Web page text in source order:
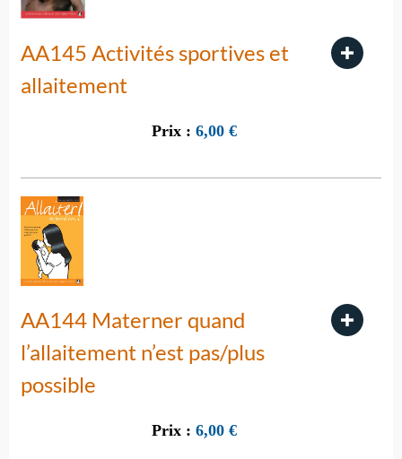
AA145 Activités sportives et
allaitement
Prix : 6,00 €
AA144 Materner quand
l’allaitement n’est pas/plus
possible
Prix : 6,00 €